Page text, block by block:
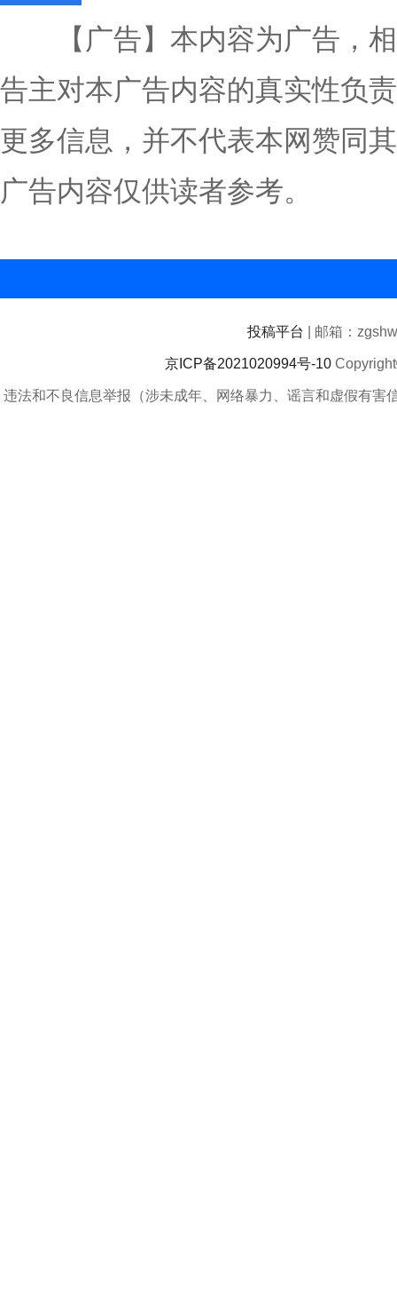
【广告】本内容为广告，相
告主对本广告内容的真实性负
更多信息，并不代表本网赞同
广告内容仅供读者参考。
投稿平台 | 邮箱：
京ICP备2021020994号-10
违法和不良信息举报（涉未成年、网络暴力、谣言和虚假有